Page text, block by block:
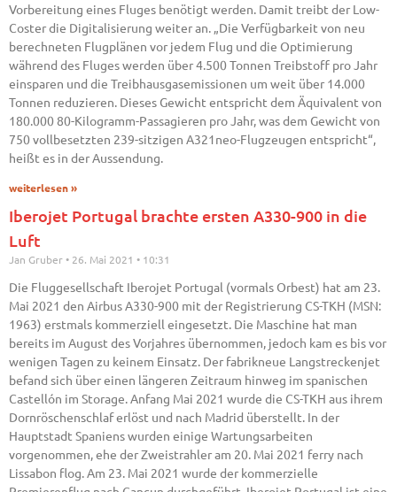
Vorbereitung eines Fluges benötigt werden. Damit treibt der Low-
Coster die Digitalisierung weiter an. „Die Verfügbarkeit von neu
berechneten Flugplänen vor jedem Flug und die Optimierung
während des Fluges werden über 4.500 Tonnen Treibstoff pro Jahr
einsparen und die Treibhausgasemissionen um weit über 14.000
Tonnen reduzieren. Dieses Gewicht entspricht dem Äquivalent von
180.000 80-Kilogramm-Passagieren pro Jahr, was dem Gewicht von
750 vollbesetzten 239-sitzigen A321neo-Flugzeugen entspricht“,
heißt es in der Aussendung.
weiterlesen »
Iberojet Portugal brachte ersten A330-900 in die
Luft
Jan Gruber 26. Mai 2021 10:31
Die Fluggesellschaft Iberojet Portugal (vormals Orbest) hat am 23.
Mai 2021 den Airbus A330-900 mit der Registrierung CS-TKH (MSN:
1963) erstmals kommerziell eingesetzt. Die Maschine hat man
bereits im August des Vorjahres übernommen, jedoch kam es bis vor
wenigen Tagen zu keinem Einsatz. Der fabrikneue Langstreckenjet
befand sich über einen längeren Zeitraum hinweg im spanischen
Castellón im Storage. Anfang Mai 2021 wurde die CS-TKH aus ihrem
Dornröschenschlaf erlöst und nach Madrid überstellt. In der
Hauptstadt Spaniens wurden einige Wartungsarbeiten
vorgenommen, ehe der Zweistrahler am 20. Mai 2021 ferry nach
Lissabon flog. Am 23. Mai 2021 wurde der kommerzielle